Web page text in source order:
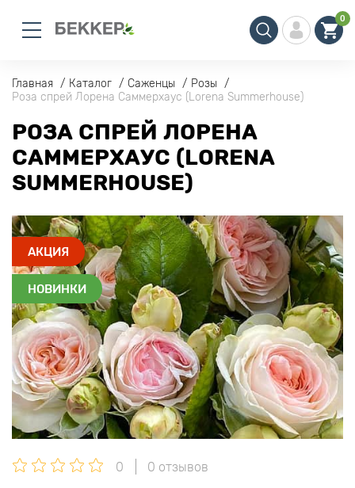
0
Главная Каталог Саженцы
Розы
Роза спрей Лорена Саммерхаус (Lоrena Summerhouse)
РОЗА СПРЕЙ ЛОРЕНА
САММЕРХАУС (LОRENA
SUMMERHOUSE)
АКЦИЯ
НОВИНКИ
0 0 отзывов